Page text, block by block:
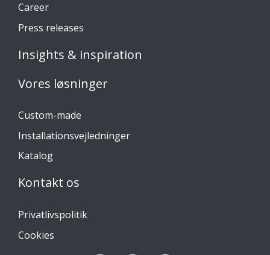
Career
Press releases
Insights & inspiration
Vores løsninger
Custom-made
Installationsvejledninger
Katalog
Kontakt os
Privatlivspolitik
Cookies